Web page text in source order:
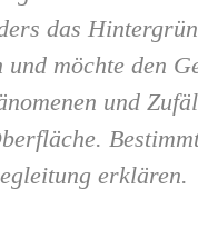
das
möchte den
und
erklären.